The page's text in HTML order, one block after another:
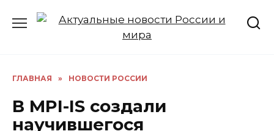
ГЛАВНАЯ » НОВОСТИ РОССИИ
В MPI-IS создали
научившегося